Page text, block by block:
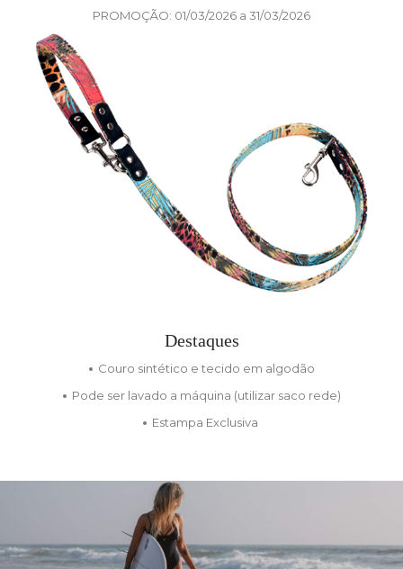
PROMOÇÃO: 01/03/2026 a 31/03/2026
Destaques
Couro sintético e tecido em algodão
Pode ser lavado a máquina (utilizar saco rede)
Estampa Exclusiva